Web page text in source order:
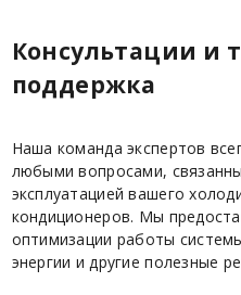
Консультации и
поддержка
Наша команда экспертов
любыми вопросами,
эксплуатацией вашего
кондиционеров. Мы
оптимизации работы
энергии и другие полезные